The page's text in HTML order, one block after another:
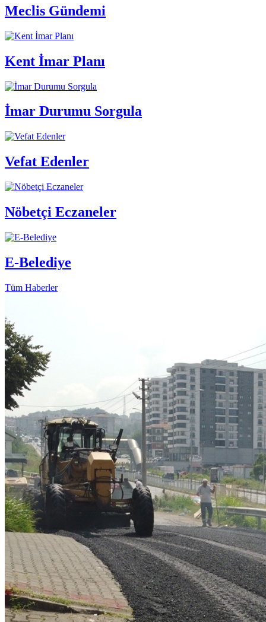
Meclis Gündemi
Kent İmar Planı
İmar Durumu Sorgula
Vefat Edenler
Nöbetçi Eczaneler
E-Belediye
Tüm Haberler